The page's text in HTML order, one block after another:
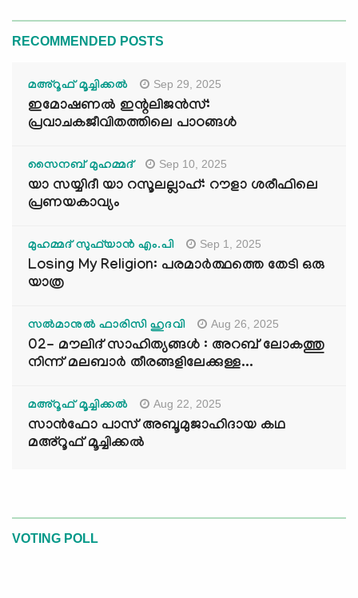
RECOMMENDED POSTS
മഅ്റൂഫ് മൂച്ചിക്കല്‍ Sep 29, 2025
ഇമോഷണൽ ഇന്റലിജൻസ്:
പ്രവാചകജീവിതത്തിലെ പാഠങ്ങൾ
സൈനബ് മുഹമ്മദ് Sep 10, 2025
യാ സയ്യിദീ യാ റസൂലല്ലാഹ്: റൗളാ ശരീഫിലെ
പ്രണയകാവ്യം
മുഹമ്മദ് സുഫ്‌യാൻ എം.പി Sep 1, 2025
Losing My Religion: പരമാർത്ഥത്തെ തേടി ഒരു
യാത്ര
സൽമാനുൽ ഫാരിസി ഹുദവി Aug 26, 2025
02- മൗലിദ് സാഹിത്യങ്ങൾ : അറബ് ലോകത്തു
നിന്ന് മലബാർ തീരങ്ങളിലേക്കുള്ള...
മഅ്റൂഫ് മൂച്ചിക്കല്‍ Aug 22, 2025
സാൻഫോ പാസ് അബൂമുജാഹിദായ കഥ
മഅ്റൂഫ് മൂച്ചിക്കല്‍
VOTING POLL